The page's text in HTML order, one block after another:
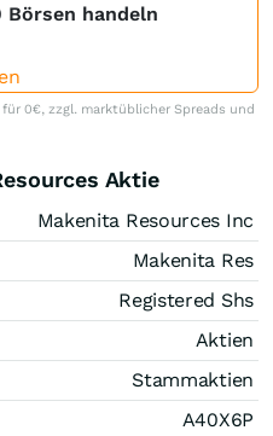
handeln
0€, zzgl. marktüblicher Spreads und
Aktie
Makenita Resources Inc
Makenita Res
Registered Shs
Aktien
Stammaktien
A40X6P